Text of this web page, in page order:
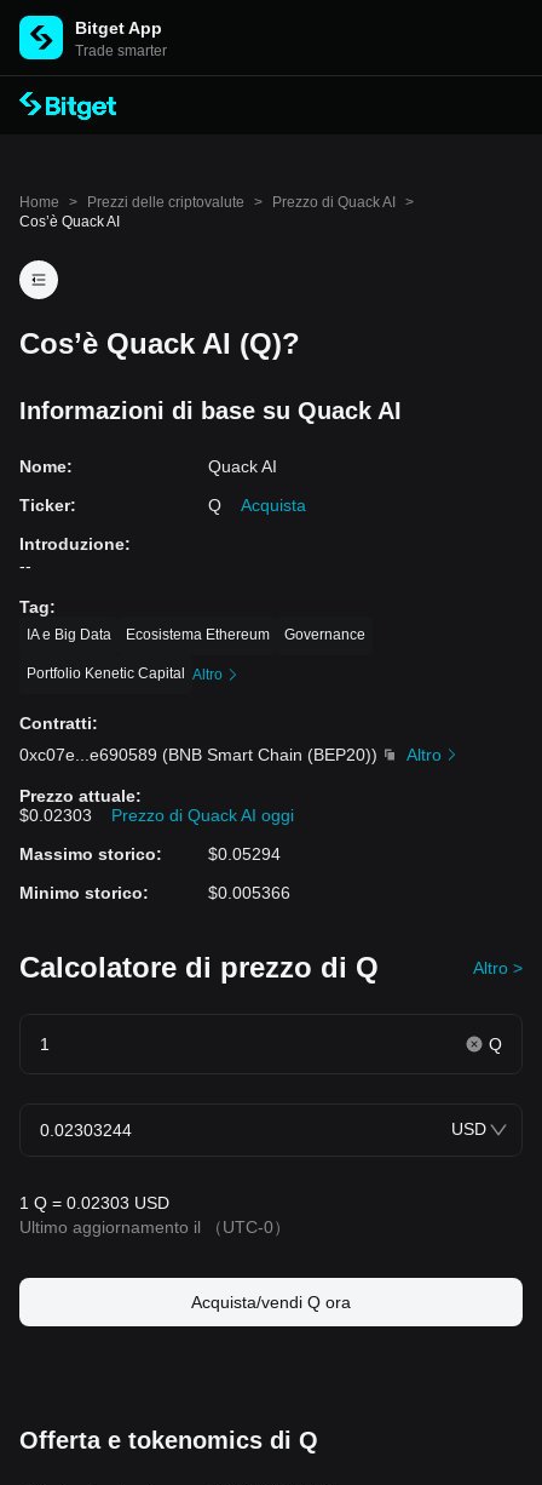
Bitget App
Trade smarter
Home > Prezzi delle criptovalute > Prezzo di Quack AI
>
Cos’è Quack AI
Cos’è Quack AI (Q)?
Informazioni di base su Quack AI
Nome:
Quack AI
Ticker: Q
Acquista
Introduzione:
--
Tag:
IA e Big Data Ecosistema Ethereum Governance
Portfolio Kenetic Capital Altro
Contratti:
0xc07e
e690589 (BNB Smart Chain (BEP20)) Altro
Prezzo attuale:
$0.02303
Prezzo di Quack AI oggi
Massimo storico:
$0.05294
Minimo storico: $0.005366
Calcolatore di prezzo di Q Altro >
Q
USD
1 Q = 0.02303 USD
Ultimo aggiornamento il
（UTC-0）
Acquista/vendi Q ora
Offerta e tokenomics di Q